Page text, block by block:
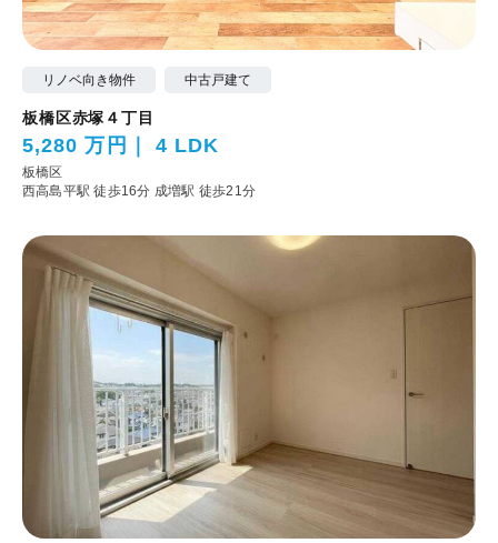
リノベ向き物件 中古戸建て
板橋区赤塚４丁目
5,280 万円 4 LDK
板橋区
西高島平駅 徒歩16分 成増駅 徒歩21分